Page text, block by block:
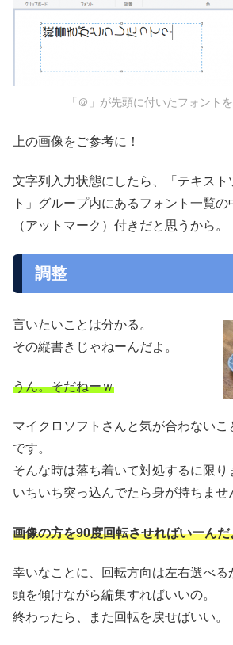
「＠」が先頭に付いたフォントを
上の画像をご参考に！
文字列入力状態にしたら、「テキスト
ト」グループ内にあるフォント一覧の
（アットマーク）付きだと思うから。
調整
言いたいことは分かる。
その縦書きじゃねーんだよ。
うん。そだねーｗ
マイクロソフトさんと気が合わないこ
です。
そんな時は落ち着いて対処するに限り
いちいち突っ込んでたら身が持ちませ
画像の方を90度回転させればいーんだ
幸いなことに、回転方向は左右選べる
頭を傾けながら編集すればいいの。
終わったら、また回転を戻せばいい。